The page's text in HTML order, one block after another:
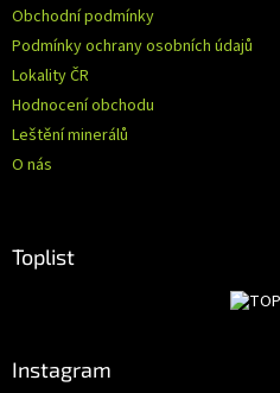
Obchodní podmínky
Podmínky ochrany osobních údajů
Lokality ČR
Hodnocení obchodu
Leštění minerálů
O nás
Toplist
Instagram